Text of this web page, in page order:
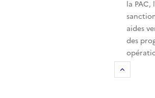
la PAC,
aides
des